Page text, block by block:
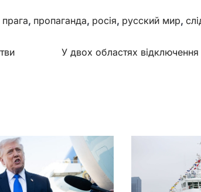
прага, пропаганда, росія, русский мир,
У двох областях відключення